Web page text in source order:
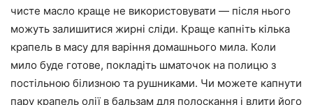
чисте масло краще не використовувати — після нього
можуть залишитися жирні сліди. Краще капніть кілька
крапель в масу для варіння домашнього мила. Коли
мило буде готове, покладіть шматочок на полицю з
постільною білизною та рушниками. Чи можете капнути
пару крапель олії в бальзам для полоскання і влити його